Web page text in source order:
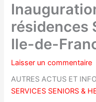
résidences
Ile-de-
Laisser un commentaire
AUTRES ACTUS ET
SERVICES SENIORS &